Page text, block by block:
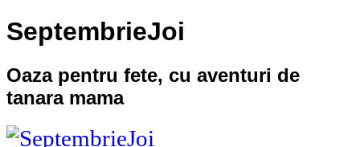
SeptembrieJoi
Oaza pentru fete, cu aventuri de
tanara mama